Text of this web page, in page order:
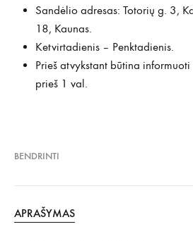
Sandėlio adresas: Totorių g. 3,
18, Kaunas.
Ketvirtadienis – Penktadienis.
Prieš atvykstant būtina
prieš 1 val.
BENDRINTI
APRAŠYMAS